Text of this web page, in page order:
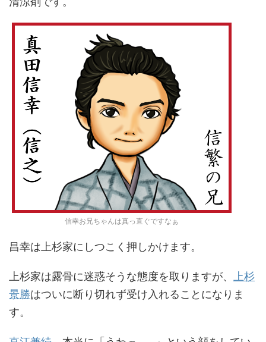
信幸お兄ちゃんは真っ直ぐですなぁ
昌幸は上杉家にしつこく押しかけます。
上杉家は露骨に迷惑そうな態度を取りますが、
上杉
景勝はついに断り切れず受け入れることになりま
す。